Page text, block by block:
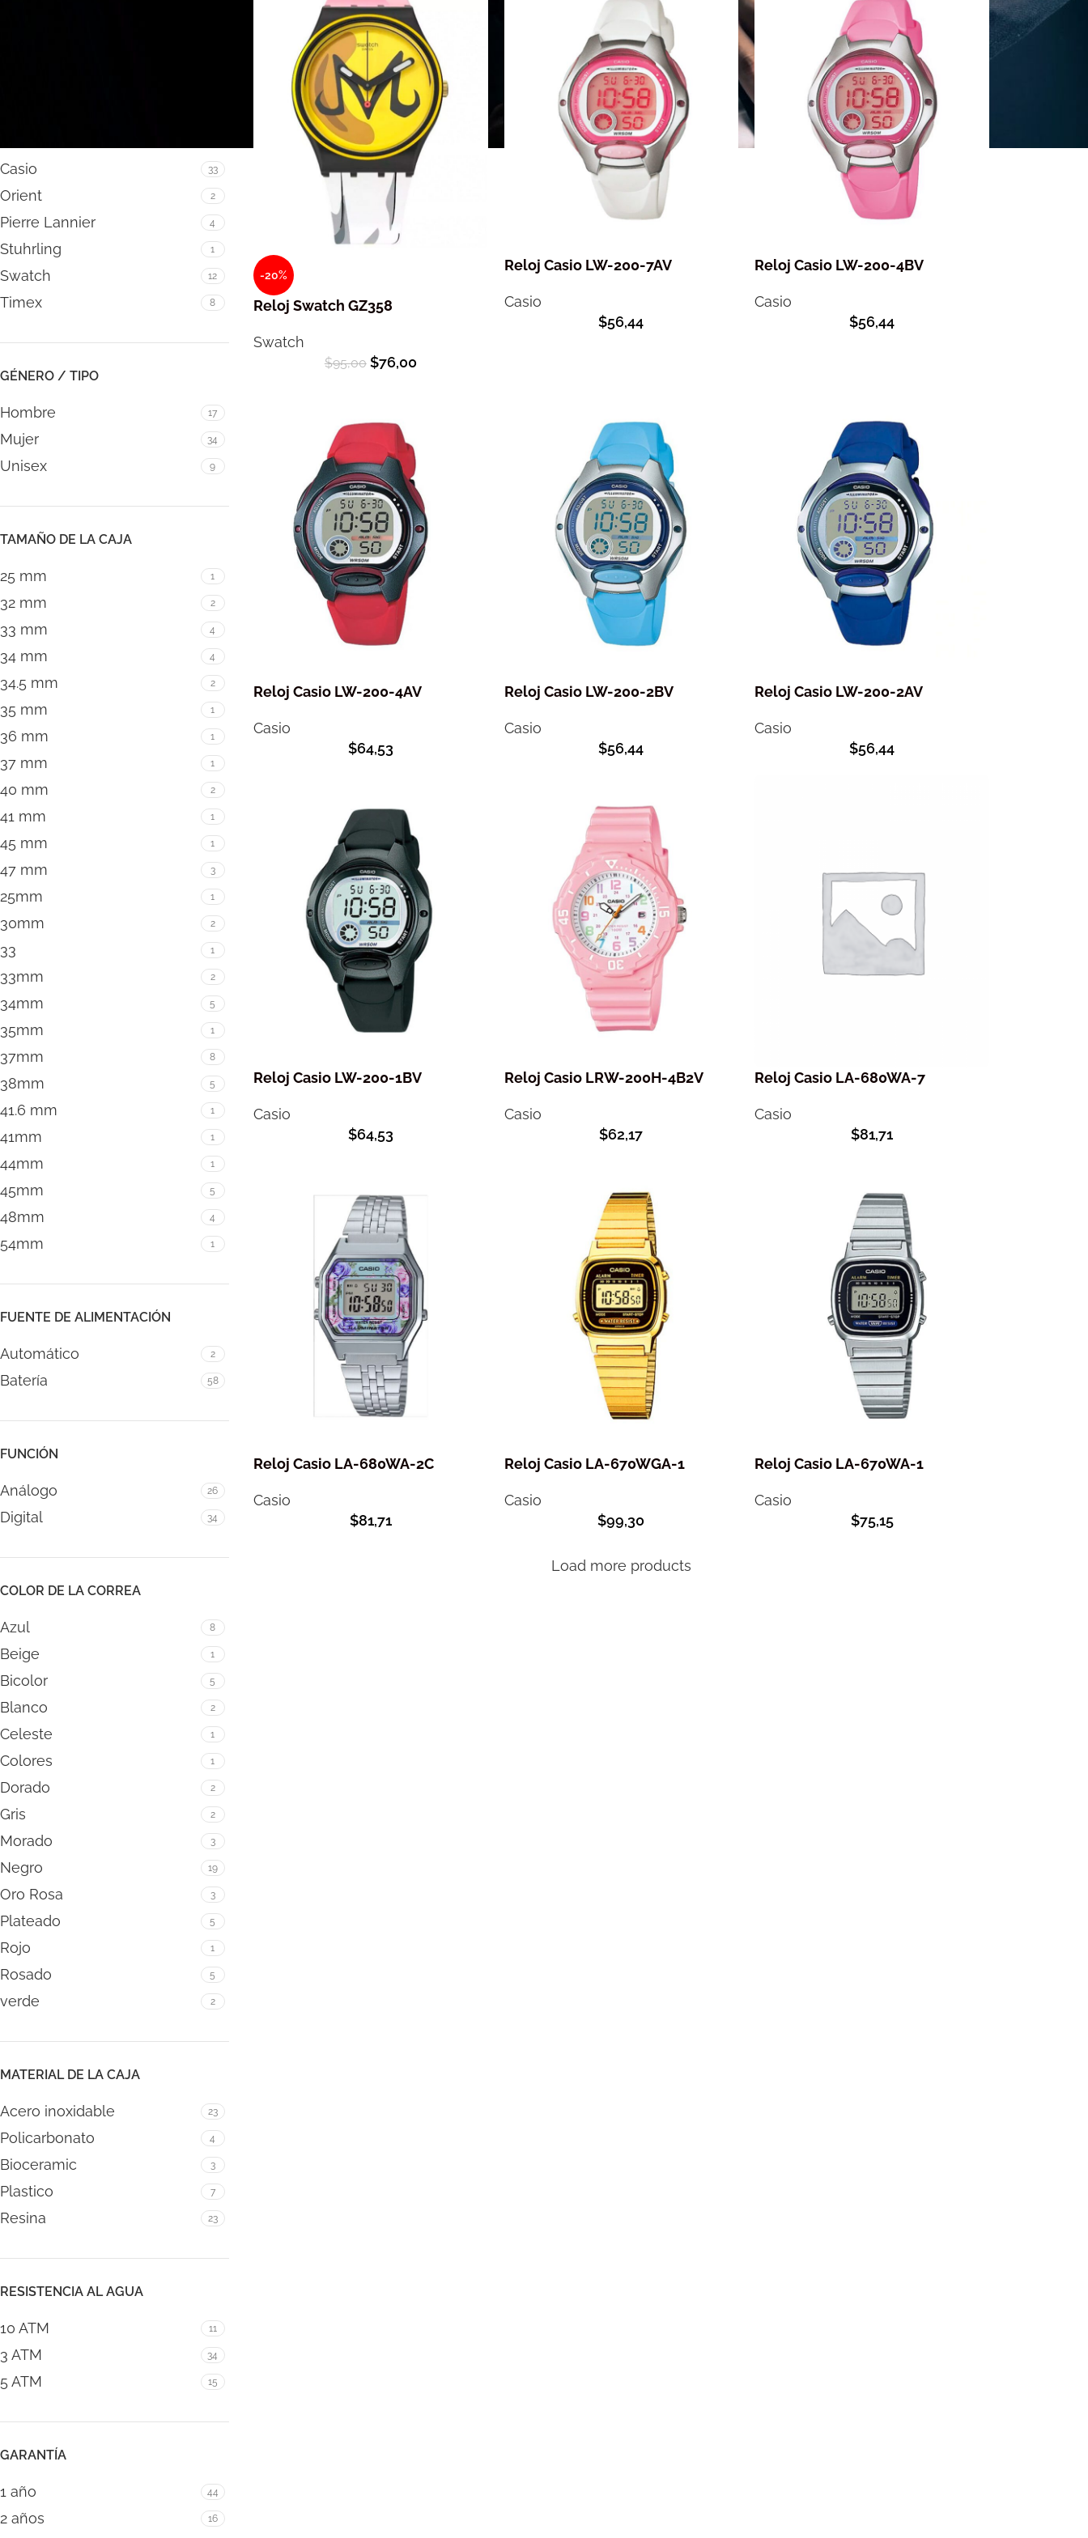
Casio 33
Orient 2
Pierre Lannier 4
Stuhrling 1
Swatch 12
Timex 8
GÉNERO / TIPO
Hombre 17
Mujer 34
Unisex 9
TAMAÑO DE LA CAJA
25 mm 1
32 mm 2
33 mm 4
34 mm 4
34.5 mm 2
35 mm 1
36 mm 1
37 mm 1
40 mm 2
41 mm 1
45 mm 1
47 mm 3
25mm 1
30mm 2
33 1
33mm 2
34mm 5
35mm 1
37mm 8
38mm 5
41.6 mm 1
41mm 1
44mm 1
45mm 5
48mm 4
54mm 1
FUENTE DE ALIMENTACIÓN
Automático 2
Batería 58
FUNCIÓN
Análogo 26
Digital 34
COLOR DE LA CORREA
Azul 8
Beige 1
Bicolor 5
Blanco 2
Celeste 1
Colores 1
Dorado 2
Gris 2
Morado 3
Negro 19
Oro Rosa 3
Plateado 5
Rojo 1
Rosado 5
verde 2
MATERIAL DE LA CAJA
Acero inoxidable 23
Policarbonato 4
Bioceramic 3
Plastico 7
Resina 23
RESISTENCIA AL AGUA
10 ATM 11
3 ATM 34
5 ATM 15
GARANTÍA
1 año 44
2 años 16
-20%
Reloj Swatch GZ358
Swatch
$95,00 $76,00
Reloj Casio LW-200-7AV
Casio
$56,44
Reloj Casio LW-200-4BV
Casio
$56,44
Reloj Casio LW-200-4AV
Casio
$64,53
Reloj Casio LW-200-2BV
Casio
$56,44
Reloj Casio LW-200-2AV
Casio
$56,44
Reloj Casio LW-200-1BV
Casio
$64,53
Reloj Casio LRW-200H-4B2V
Casio
$62,17
Reloj Casio LA-680WA-7
Casio
$81,71
Reloj Casio LA-680WA-2C
Casio
$81,71
Reloj Casio LA-670WGA-1
Casio
$99,30
Reloj Casio LA-670WA-1
Casio
$75,15
Load more products